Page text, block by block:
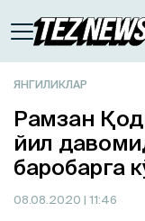
ЯНГИЛИКЛАР
Рамзан
йил
баробарга
08.08.2020 | 11:46